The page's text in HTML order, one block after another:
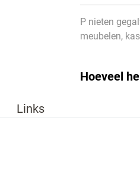
P nieten
meubelen,
Hoeveel
Links